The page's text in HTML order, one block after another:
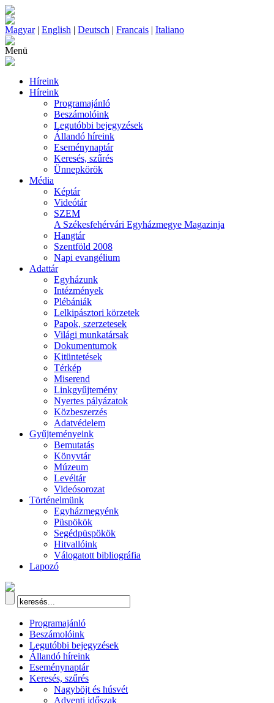
Magyar| English | Deutsch | Francais | Italiano
Menü
Híreink
Híreink
Programajánló
Beszámolóink
Legutóbbi bejegyzések
Állandó híreink
Eseménynaptár
Keresés, szűrés
Ünnepkörök
Média
Képtár
Videótár
SZEM
A Székesfehérvári Egyházmegye Magazinja
Hangtár
Szentföld 2008
Napi evangélium
Adattár
Egyházunk
Intézmények
Plébániák
Lelkipásztori körzetek
Papok, szerzetesek
Világi munkatársak
Dokumentumok
Kitüntetések
Térkép
Miserend
Linkgyűjtemény
Nyertes pályázatok
Közbeszerzés
Adatvédelem
Gyűjteményeink
Bemutatás
Könyvtár
Múzeum
Levéltár
Videósorozat
Történelmünk
Egyházmegyénk
Püspökök
Segédpüspökök
Hitvallóink
Válogatott bibliográfia
Lapozó
Programajánló
Beszámolóink
Legutóbbi bejegyzések
Állandó híreink
Eseménynaptár
Keresés, szűrés
Nagyböjt és húsvét
Adventi időszak